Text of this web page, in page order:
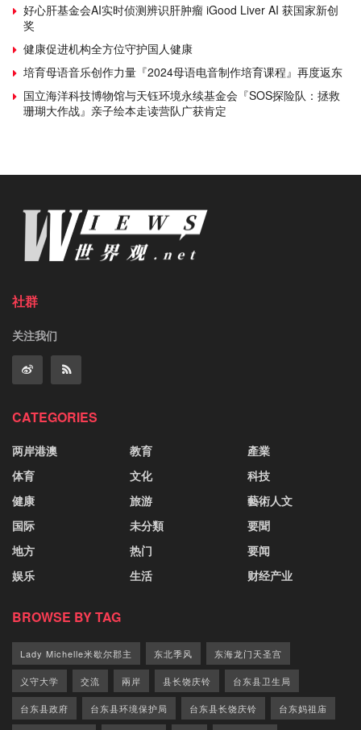
好心肝基金会AI实时侦测辨识肝肿瘤 iGood Liver AI 获国家新创
奖
健康促进机构全方位守护国人健康
培育母语音乐创作力量『2024母语电音制作培育课程』再度返东
国立海洋科技博物馆与天钰环境永续基金会『SOS探险队：拯救
珊瑚大作战』亲子绘本走读营队广获肯定
社群
关注我们
CATEGORIES
两岸港澳
体育
健康
国际
地方
娱乐
教育
文化
旅游
未分類
热门
生活
產業
科技
藝術人文
要聞
要闻
财经产业
BROWSE BY TAG
Lady Michelle米歇尔郡主 东北季风 东海龙门天圣宫
义守大学 交流 兩岸 县长饶庆铃 台东县卫生局
台东县政府 台东县环境保护局 台东县长饶庆铃 台东妈祖庙